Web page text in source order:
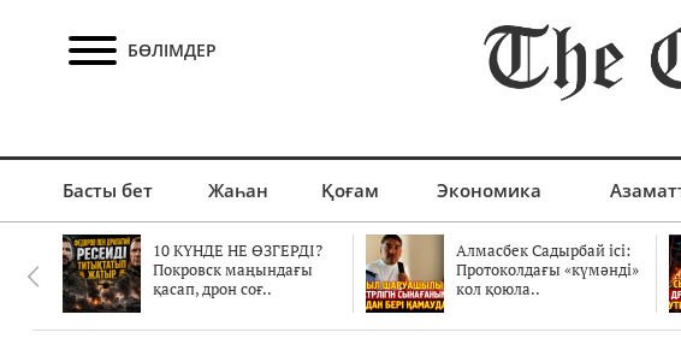
БӨЛІМДЕР
Басты бет Жаһан Қоғам Экономика
10 КҮНДЕ НЕ ӨЗГЕРДІ?
Покровск маңындағы
қасап, дрон соғ..
Алмасбек Садырбай ісі:
Протоколдағы «күмәнді»
кол қоюла..